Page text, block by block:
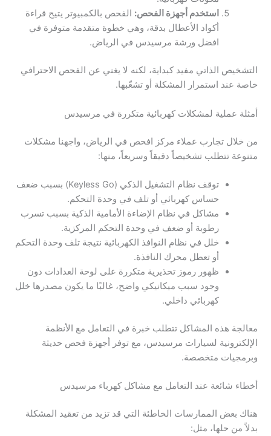
استخدم أجهزة الفحص: الفحص بالكمبيوتر يتيح قراءة
أكواد الأعطال بدقة، وهي خطوة متقدمة متوفرة في
افضل ورشة مرسيدس في الرياض.
التشخيص الذاتي مفيد كبداية، لكنه لا يغني عن الفحص الاحترافي
خاصة عند استمرار المشكلة أو تشعّبها.
أمثلة عملية لمشكلات كهربائية متكررة في مرسيدس
من خلال تجارب عملاء مركز افحص في الرياض، واجهنا مشكلات
متنوعة تتطلب تشخيصاً دقيقاً وسريعاً، منها:
توقف نظام التشغيل الذكي (Keyless Go) بسبب ضعف
حساس كهربائي أو تلف في وحدة التحكم.
مشاكل في نظام الإضاءة الأمامية الذكية بسبب تسرب
رطوبة أو ضعف في وحدة التحكم المركزية.
خلل في نظام النوافذ الكهربائية نتيجة تلف وحدة التحكم
أو تعطل محرك النافذة.
ظهور رموز تحذيرية متكررة على لوحة العدادات دون
وجود سبب ميكانيكي واضح، غالبًا ما يكون مصدرها خلل
كهربائي داخلي.
معالجة هذه المشاكل تتطلب خبرة في التعامل مع الأنظمة
الإلكترونية لسيارات مرسيدس، مع توفر أجهزة فحص حديثة
وبرمجيات متخصصة.
أخطاء شائعة عند التعامل مع مشاكل كهرباء مرسيدس
هناك بعض الممارسات الخاطئة التي قد تزيد من تعقيد المشكلة
بدلاً من حلها، مثل: